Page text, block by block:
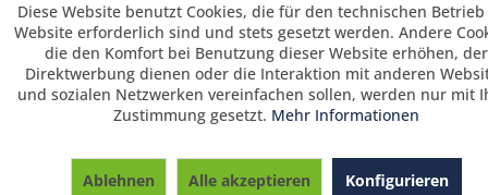
ab 700 € und 5 % ab 1495 € Warenwert /
Diese Website benutzt Cookies, die für den technischen
Website erforderlich sind und stets gesetzt werden. Andere
die den Komfort bei Benutzung dieser Website erhöhen, der
Direktwerbung dienen oder die Interaktion mit anderen
und sozialen Netzwerken vereinfachen sollen, werden nur mit
Zustimmung gesetzt. Mehr Informationen
Ablehnen Alle akzeptieren Konfigurieren